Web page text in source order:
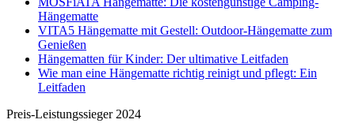
Hängematte
VITA5 Hängematte mit Gestell: Outdoor-Hängematte zum
Genießen
Hängematten für Kinder: Der ultimative Leitfaden
Wie man eine Hängematte richtig reinigt und pflegt: Ein
Leitfaden
Preis-Leistungssieger 2024